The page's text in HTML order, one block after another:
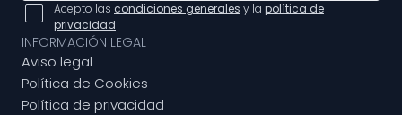
Acepto las condiciones generales y la política de
privacidad
INFORMACIÓN LEGAL
Aviso legal
Política de Cookies
Política de privacidad